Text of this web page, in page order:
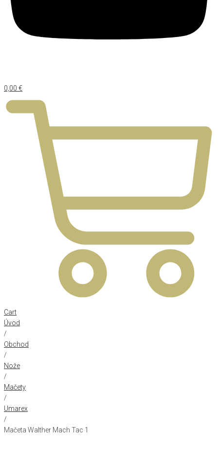
0,00 €
Cart
Úvod
/
Obchod
/
Nože
/
Mačety
/
Umarex
/
Mačeta Walther Mach Tac 1